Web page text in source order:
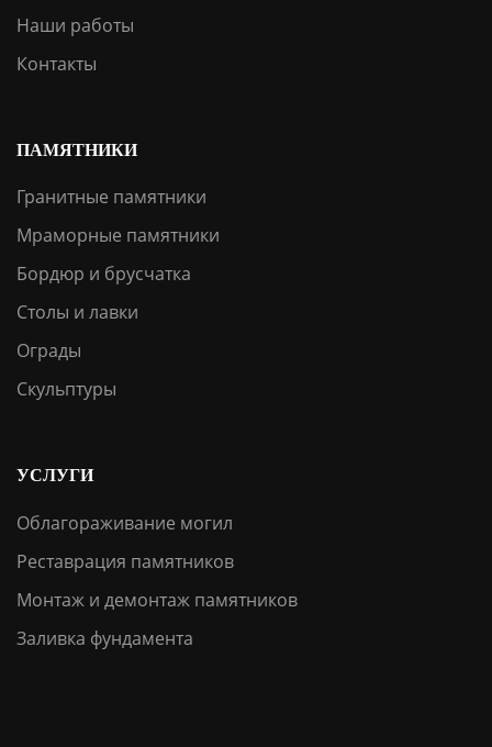
Наши работы
Контакты
ПАМЯТНИКИ
Гранитные памятники
Мраморные памятники
Бордюр и брусчатка
Столы и лавки
Ограды
Скульптуры
УСЛУГИ
Облагораживание могил
Реставрация памятников
Монтаж и демонтаж памятников
Заливка фундамента